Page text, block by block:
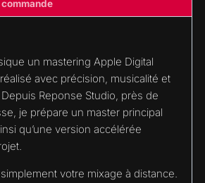
commande
un mastering Apple Digital
avec précision, musicalité et
Reponse Studio, près de
je prépare un master principal
qu’une version accélérée
votre mixage à distance.